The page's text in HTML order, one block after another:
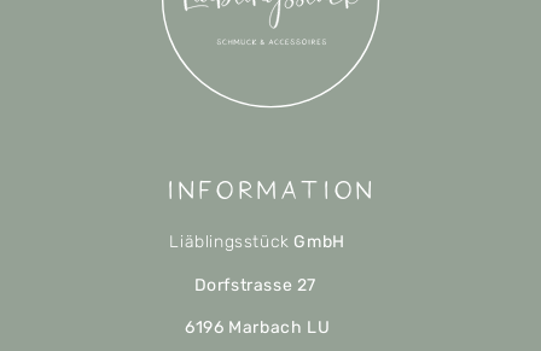
Information
Liäblingsstück GmbH
Dorfstrasse 27
6196 Marbach LU